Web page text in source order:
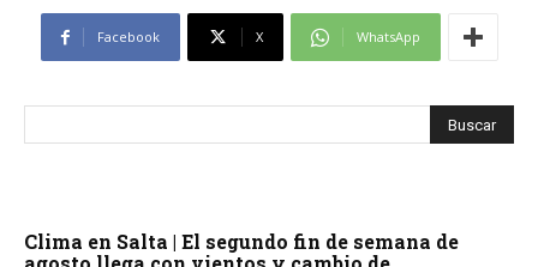
Facebook X WhatsApp
Clima en Salta | El segundo fin de semana de